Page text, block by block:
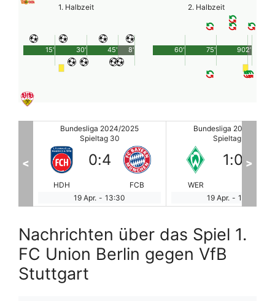
1. Halbzeit
45'
15' 30' 8'
2. Halbzeit
90'
60' 75' 2'
Bundesliga 2024/2025
Spieltag 30
WER
1:0
BOC
19 Apr. - 13:30
Bundesliga 2024/2025
Spieltag 30
SCF
3:2
19 Apr. - 13:30
< >
Nachrichten über das Spiel 1.
FC Union Berlin gegen VfB
Stuttgart